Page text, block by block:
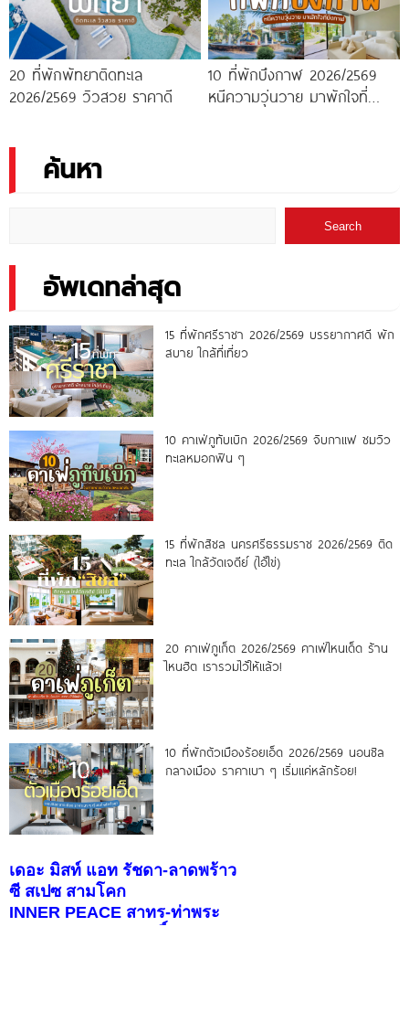
20 ที่พักพัทยาติดทะเล
2026/2569 วิวสวย ราคาดี
10 ที่พักบึงกาฬ 2026/2569
หนีความวุ่นวาย มาพักใจที่
ค้นหา
Search
อัพเดทล่าสุด
15 ที่พักศรีราชา 2026/2569 บรรยากาศดี พัก
สบาย ใกล้ที่เที่ยว
10 คาเฟ่ภูทับเบิก 2026/2569 จิบกาแฟ ชมวิว
ทะเลหมอกฟิน ๆ
15 ที่พักสิชล นครศรีธรรมราช 2026/2569 ติด
ทะเล ใกล้วัดเจดีย์ (ไอ้ไข่)
20 คาเฟ่ภูเก็ต 2026/2569 คาเฟ่ไหนเด็ด ร้าน
ไหนฮิต เรารวมไว้ให้แล้ว!
10 ที่พักตัวเมืองร้อยเอ็ด 2026/2569 นอนชิล
กลางเมือง ราคาเบา ๆ เริ่มแค่หลักร้อย!
เดอะ มิสท์ แอท รัชดา-ลาดพร้าว
ซี สเปซ สามโคก
INNER PEACE สาทร-ท่าพระ